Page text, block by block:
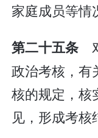
家庭成员等情
第二十五条
政治考核，有
核的规定，核
见，形成考核